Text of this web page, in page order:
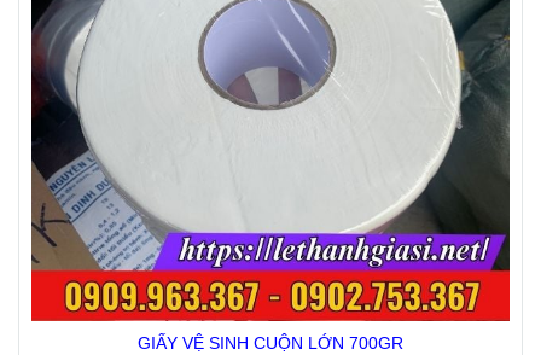
GIẤY VỆ SINH CUỘN LỚN 700GR